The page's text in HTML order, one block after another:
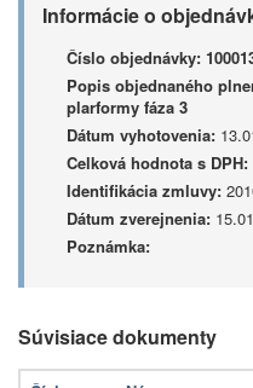
Informácie o
Číslo objednávky:
Popis objednaného
plarformy fáza 3
Dátum vyhotovenia:
Celková hodnota s DPH:
Identifikácia zmluvy:
Dátum zverejnenia:
Poznámka:
Súvisiace dokumenty